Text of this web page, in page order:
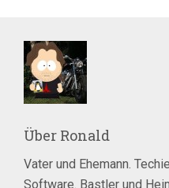
Über Ronald
Vater und Ehemann.
Software. Bastler und